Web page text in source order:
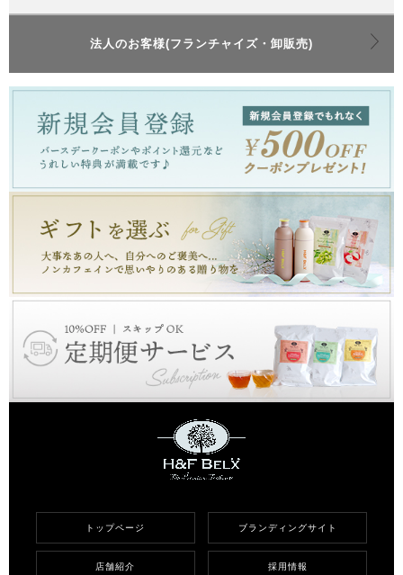
法人のお客様(フランチャイズ・卸販売)
トップページ ブランディングサイト
店舗紹介 採用情報